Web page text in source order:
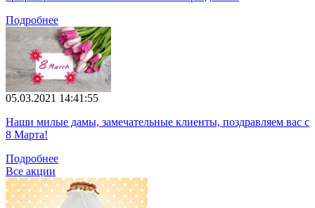
Подробнее
05.03.2021 14:41:55
Наши милые дамы, замечательные клиенты, поздравляем вас с
8 Марта!
Подробнее
Все акции